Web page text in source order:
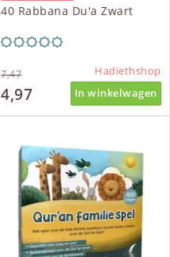
40 Rabbana Du'a Zwart
Hadiethshop
7,47
4,97 In winkelwagen